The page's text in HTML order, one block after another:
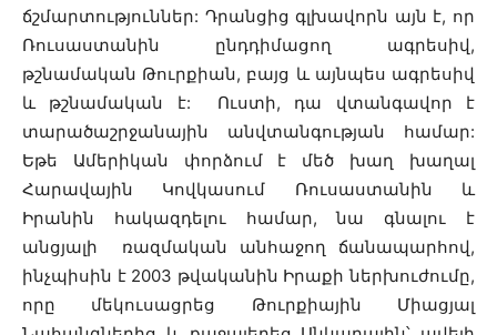
ճշմարտություններ: Դրանցից գլխավորն այն է, որ
Ռուսաստանին ընդդիմացող ագրեսիվ,
թշնամական Թուրքիան, բայց և այնպես ագրեսիվ
և թշնամական է: Ուստի, դա վտանգավոր է
տարածաշրջանային անվտանգության համար:
Եթե Ամերիկան փորձում է մեծ խաղ խաղալ
Հարավային Կովկասում Ռուսաստանին և
Իրանին հակազդելու համար, նա գնալու է
անցյալի ռազմական անհաջող ճանապարհով,
ինչպիսին է 2003 թվականին Իրաքի ներխուժումը,
որը մեկուսացրեց Թուրքիային Միացյալ